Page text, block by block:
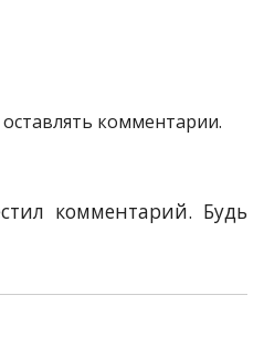
комментарии.
комментарий. Будь